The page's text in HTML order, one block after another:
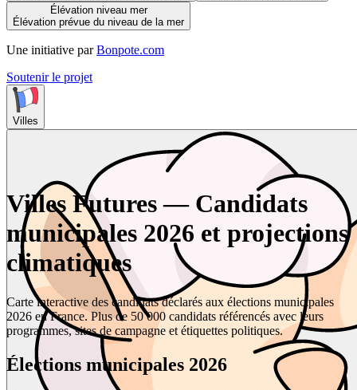
Élévation niveau mer
Élévation prévue du niveau de la mer
Une initiative par Bonpote.com
Soutenir le projet
Villes
Villes Futures — Candidats
municipales 2026 et projections
climatiques
Carte interactive des candidats déclarés aux élections municipales
2026 en France. Plus de 50 000 candidats référencés avec leurs
programmes, sites de campagne et étiquettes politiques.
Élections municipales 2026